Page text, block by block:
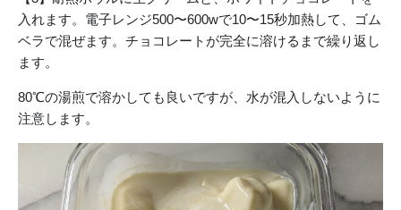
入れます。電子レンジ500〜600wで10〜15秒加熱して、ゴム
ベラで混ぜます。チョコレートが完全に溶けるまで繰り返し
ます。
80℃の湯煎で溶かしても良いですが、水が混入しないように
注意します。